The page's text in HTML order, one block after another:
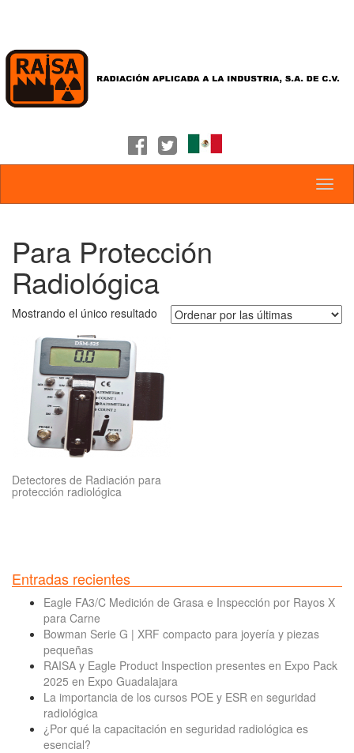
Para Protección
Radiológica
Mostrando el único resultado
Detectores de Radiación para
protección radiológica
Entradas recientes
Eagle FA3/C Medición de Grasa e Inspección por Rayos X
para Carne
Bowman Serie G | XRF compacto para joyería y piezas
pequeñas
RAISA y Eagle Product Inspection presentes en Expo Pack
2025 en Expo Guadalajara
La importancia de los cursos POE y ESR en seguridad
radiológica
¿Por qué la capacitación en seguridad radiológica es
esencial?